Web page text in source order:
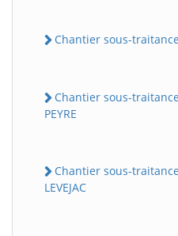
Chantier sous-traitance
Chantier sous-traitance
PEYRE
Chantier sous-traitance
LEVEJAC